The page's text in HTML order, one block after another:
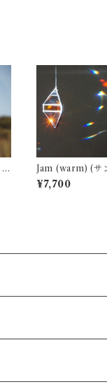
Jam (warm) (サンキ
ャッチャー ・ ウ
タープリズム)
¥7,700